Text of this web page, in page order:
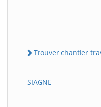
Trouver chantier
SIAGNE